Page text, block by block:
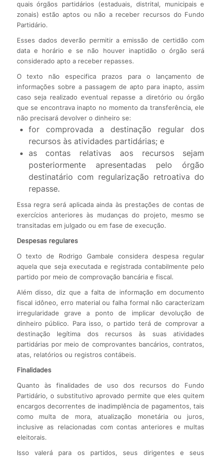
quais órgãos partidários (estaduais, distrital, municipais e
zonais) estão aptos ou não a receber recursos do Fundo
Partidário.
Esses dados deverão permitir a emissão de certidão com
data e horário e se não houver inaptidão o órgão será
considerado apto a receber repasses.
O texto não especifica prazos para o lançamento de
informações sobre a passagem de apto para inapto, assim
caso seja realizado eventual repasse a diretório ou órgão
que se encontrava inapto no momento da transferência, ele
não precisará devolver o dinheiro se:
for comprovada a destinação regular dos
recursos às atividades partidárias; e
as contas relativas aos recursos sejam
posteriormente apresentadas pelo órgão
destinatário com regularização retroativa do
repasse.
Essa regra será aplicada ainda às prestações de contas de
exercícios anteriores às mudanças do projeto, mesmo se
transitadas em julgado ou em fase de execução.
Despesas regulares
O texto de Rodrigo Gambale considera despesa regular
aquela que seja executada e registrada contabilmente pelo
partido por meio de comprovação bancária e fiscal.
Além disso, diz que a falta de informação em documento
fiscal idôneo, erro material ou falha formal não caracterizam
irregularidade grave a ponto de implicar devolução de
dinheiro público. Para isso, o partido terá de comprovar a
destinação legítima dos recursos às suas atividades
partidárias por meio de comprovantes bancários, contratos,
atas, relatórios ou registros contábeis.
Finalidades
Quanto às finalidades de uso dos recursos do Fundo
Partidário, o substitutivo aprovado permite que eles quitem
encargos decorrentes de inadimplência de pagamentos, tais
como multa de mora, atualização monetária ou juros,
inclusive as relacionadas com contas anteriores e multas
eleitorais.
Isso valerá para os partidos, seus dirigentes e seus